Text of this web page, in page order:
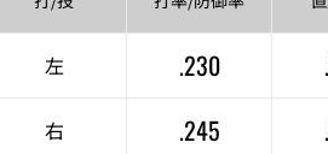
左 .230
右 .245